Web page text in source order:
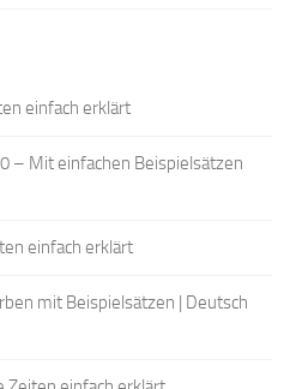
einfach erklärt
– Mit einfachen Beispielsätzen
einfach erklärt
mit Beispielsätzen | Deutsch